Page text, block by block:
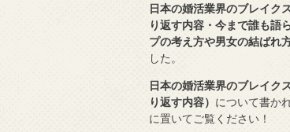
日本の婚活業界のブレイク
り返す内容・今まで誰も語
プの考え方や男女の結ばれ方
した。
日本の婚活業界のブレイク
り返す内容） について書か
に置いてご覧ください！